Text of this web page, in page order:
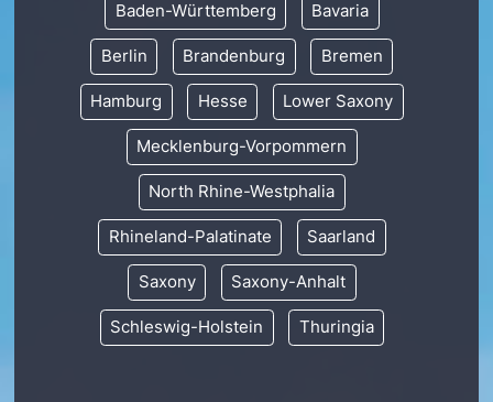
Baden-Württemberg Bavaria
Berlin Brandenburg Bremen
Hamburg Hesse Lower Saxony
Mecklenburg-Vorpommern
North Rhine-Westphalia
Rhineland-Palatinate Saarland
Saxony Saxony-Anhalt
Schleswig-Holstein Thuringia